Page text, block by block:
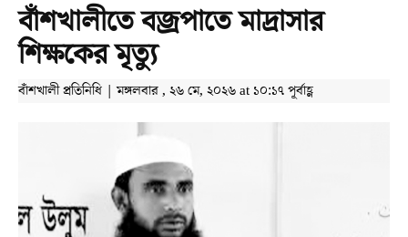
বাঁশখালীতে বজ্রপাতে মাদ্রাসার
শিক্ষকের মৃত্যু
বাঁশখালী প্রতিনিধি | মঙ্গলবার , ২৬ মে, ২০২৬ at ১০:১৭ পূর্বাহ্ণ